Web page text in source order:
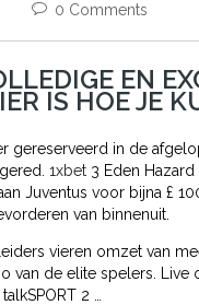
0 Comments
EN
IS HOE JE
gereserveerd in de
1xbet 3 Eden
Juventus voor bijna £
van binnenuit.
vieren omzet van
van de elite spelers. Live
2 …